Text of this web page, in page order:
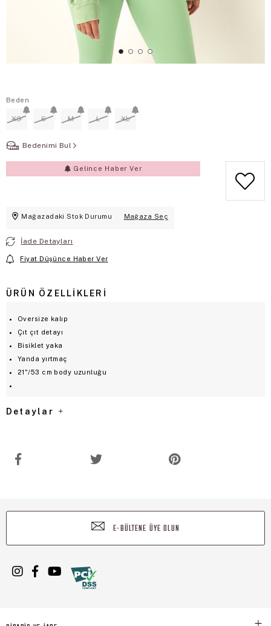
Beden
XS S M L XL
Bedenimi Bul
Gelince Haber Ver
Mağazadaki Stok Durumu Mağaza Seç
İade Detayları
Fiyat Düşünce Haber Ver
ÜRÜN ÖZELLIKLERI
Oversize kalıp
Çıt çıt detayı
Bisiklet yaka
Yanda yırtmaç
21"/53 cm body uzunluğu
Detaylar
E-BÜLTENE ÜYE OLUN